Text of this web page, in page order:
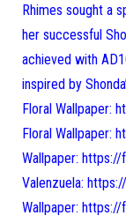
Rhimes sought a
her successful
achieved with
inspired by
Floral Wallpaper:
Floral Wallpaper:
Wallpaper:
Valenzuela:
Wallpaper: